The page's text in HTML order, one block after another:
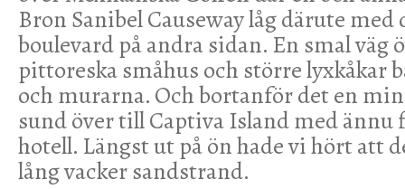
Bron Sanibel Causeway låg därute med
boulevard på andra sidan. En smal väg
pittoreska småhus och större lyxkåkar
och murarna. Och bortanför det en
sund över till Captiva Island med ännu
hotell. Längst ut på ön hade vi hört att
lång vacker sandstrand.